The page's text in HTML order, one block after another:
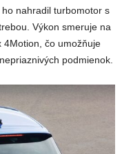
nahradil turbomotor s
Výkon smeruje na
4Motion, čo umožňuje
podmienok.